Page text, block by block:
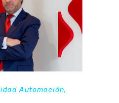
Automoción,